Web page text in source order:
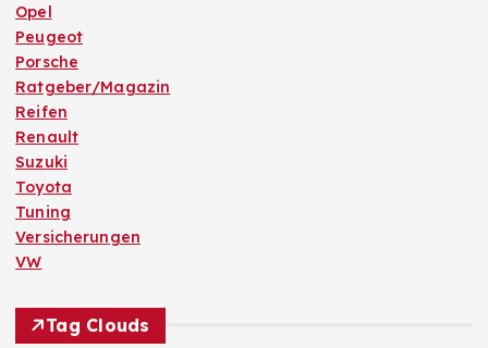
Opel
Peugeot
Porsche
Ratgeber/Magazin
Reifen
Renault
Suzuki
Toyota
Tuning
Versicherungen
VW
Tag Clouds